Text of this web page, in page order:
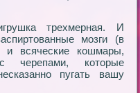
трехмерная. И
мозги (в
всяческие кошмары,
черепами, которые
пугать вашу